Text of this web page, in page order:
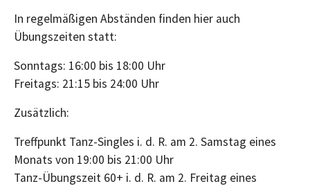
In regelmäßigen Abständen finden hier auch
Übungszeiten statt:
Sonntags: 16:00 bis 18:00 Uhr
Freitags: 21:15 bis 24:00 Uhr
Zusätzlich:
Treffpunkt Tanz-Singles i. d. R. am 2. Samstag eines
Monats von 19:00 bis 21:00 Uhr
Tanz-Übungszeit 60+ i. d. R. am 2. Freitag eines